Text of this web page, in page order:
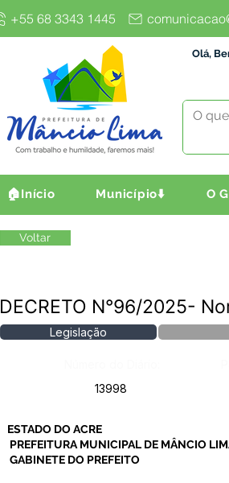
+55 68 3343 1445
Olá,
🏠Início Município⬇️ O
Voltar
DECRETO N°96/2025-
Legislação
13998
ESTADO DO ACRE
PREFEITURA MUNICIPAL DE MÂNCIO
GABINETE DO PREFEITO